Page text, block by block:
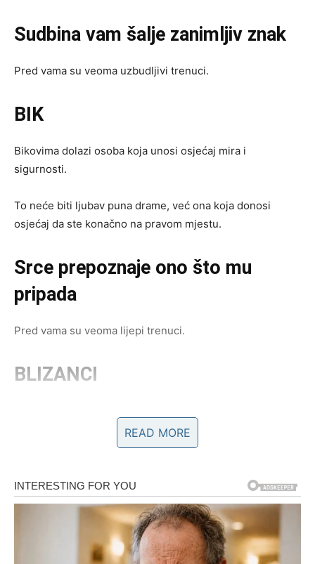
Sudbina vam šalje zanimljiv znak
Pred vama su veoma uzbudljivi trenuci.
BIK
Bikovima dolazi osoba koja unosi osjećaj mira i
sigurnosti.
To neće biti ljubav puna drame, već ona koja donosi
osjećaj da ste konačno na pravom mjestu.
Srce prepoznaje ono što mu
pripada
Pred vama su veoma lijepi trenuci.
BLIZANCI
pokazati mnogo više emocija.
Najljepše stvari dolaze
neočekivano
READ MORE